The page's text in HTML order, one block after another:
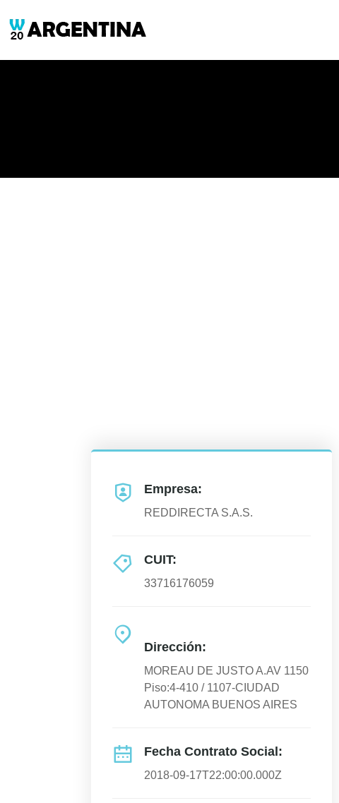
Empresa:
REDDIRECTA S.A.S.
CUIT:
33716176059
Dirección:
MOREAU DE JUSTO A.AV 1150
Piso:4-410 / 1107-CIUDAD
AUTONOMA BUENOS AIRES
Fecha Contrato Social:
2018-09-17T22:00:00.000Z